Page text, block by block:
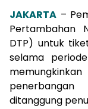
JAKARTA –
Pertambahan
DTP) untuk
selama
ditanggung